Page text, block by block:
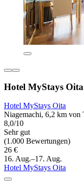
Hotel MyStays Oita
Hotel MyStays Oita
Niagemachi, 6,2 km von
8,0/10
Sehr gut
(1.000 Bewertungen)
26 €
16. Aug.–17. Aug.
Hotel MyStays Oita